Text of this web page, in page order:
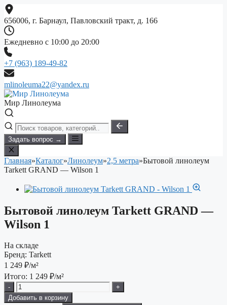
Перейти
к
содержимому
656006, г. Барнаул, Павловский тракт, д. 166
Ежедневно с 10:00 до 20:00
+7 (963) 189-49-82
mlinoleuma22@yandex.ru
Мир Линолеума
Задать вопрос →
Главная»Каталог»Линолеум»2,5 метра»Бытовой линолеум
Tarkett GRAND — Wilson 1
Бытовой линолеум Tarkett GRAND —
Wilson 1
На складе
Бренд: Tarkett
1 249 ₽/м²
Итого: 1 249 ₽/м²
-
+
Добавить в корзину